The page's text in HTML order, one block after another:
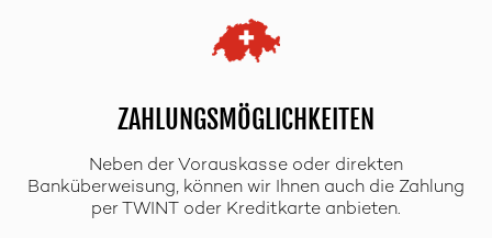
ZAHLUNGSMÖGLICHKEITEN
Neben der Vorauskasse oder direkten
Banküberweisung, können wir Ihnen auch die Zahlung
per TWINT oder Kreditkarte anbieten.